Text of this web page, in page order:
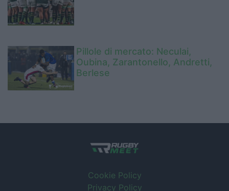
Pillole di mercato: Neculai,
Oubina, Zarantonello, Andretti,
Berlese
Cookie Policy
Privacy Policy